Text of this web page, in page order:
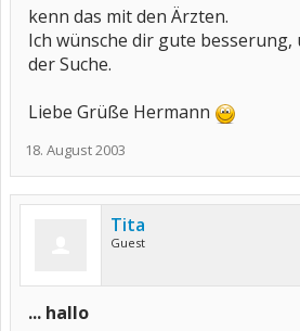
kenn das mit den Ärzten.
Ich wünsche dir gute besserung,
der Suche.
Liebe Grüße Hermann
18. August 2003
Tita
Guest
... hallo